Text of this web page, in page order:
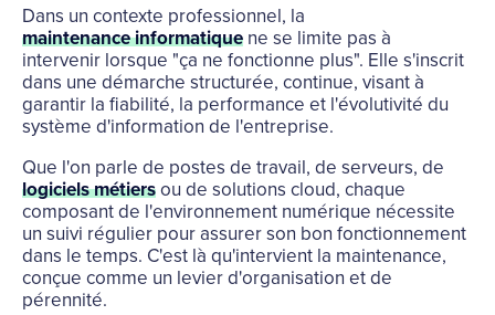
Dans un contexte professionnel, la
maintenance informatique ne se limite pas à
intervenir lorsque "ça ne fonctionne plus". Elle s'inscrit
dans une démarche structurée, continue, visant à
garantir la fiabilité, la performance et l'évolutivité du
système d'information de l'entreprise.
Que l'on parle de postes de travail, de serveurs, de
logiciels métiersou de solutions cloud, chaque
composant de l'environnement numérique nécessite
un suivi régulier pour assurer son bon fonctionnement
dans le temps. C'est là qu'intervient la maintenance,
conçue comme un levier d'organisation et de
pérennité.